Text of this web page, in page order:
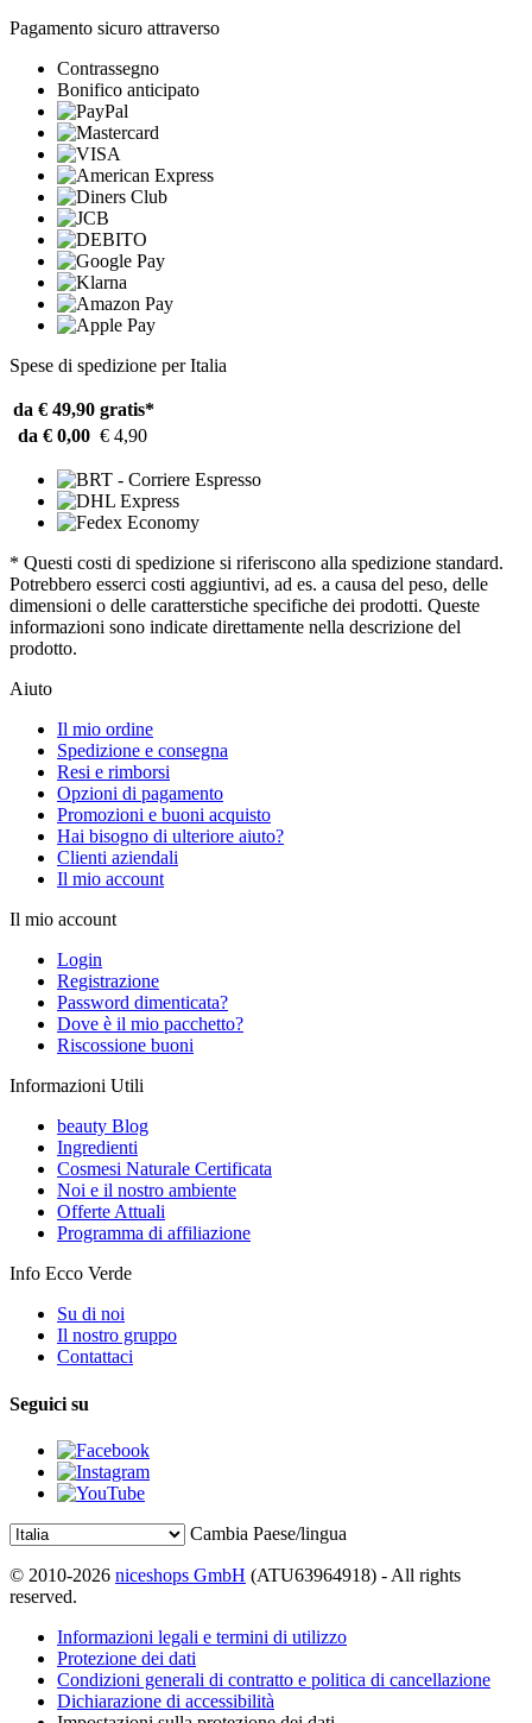
Pagamento sicuro attraverso
Contrassegno
Bonifico anticipato
Spese di spedizione per Italia
da € 49,90 gratis*
da € 0,00 € 4,90
* Questi costi di spedizione si riferiscono alla spedizione standard.
Potrebbero esserci costi aggiuntivi, ad es. a causa del peso, delle
dimensioni o delle caratterstiche specifiche dei prodotti. Queste
informazioni sono indicate direttamente nella descrizione del
prodotto.
Aiuto
Il mio ordine
Spedizione e consegna
Resi e rimborsi
Opzioni di pagamento
Promozioni e buoni acquisto
Hai bisogno di ulteriore aiuto?
Clienti aziendali
Il mio account
Il mio account
Login
Registrazione
Password dimenticata?
Dove è il mio pacchetto?
Riscossione buoni
Informazioni Utili
beauty Blog
Ingredienti
Cosmesi Naturale Certificata
Noi e il nostro ambiente
Offerte Attuali
Programma di affiliazione
Info Ecco Verde
Su di noi
Il nostro gruppo
Contattaci
Seguici su
Cambia Paese/lingua
© 2010-2026 niceshops GmbH (ATU63964918) - All rights
reserved.
Informazioni legali e termini di utilizzo
Protezione dei dati
Condizioni generali di contratto e politica di cancellazione
Dichiarazione di accessibilità